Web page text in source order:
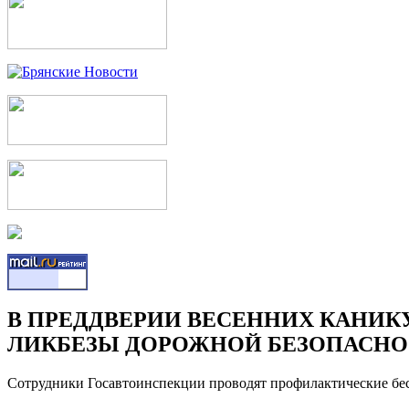
В ПРЕДДВЕРИИ ВЕСЕННИХ
ЛИКБЕЗЫ ДОРОЖНОЙ
Сотрудники Госавтоинспекции проводят профилактические